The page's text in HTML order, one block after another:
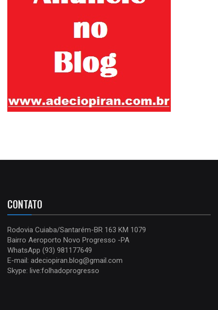
CONTATO
Rodovia Cuiaba/Santarém-BR 163 KM 1079
Bairro Aeroporto Novo Progresso -PA
WhatsApp (93) 981177649
E-mail: adeciopiran.blog@gmail.com
Skype: live:folhadoprogresso